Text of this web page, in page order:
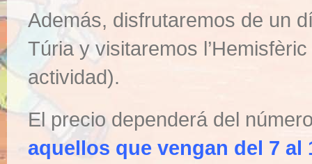
Además, disfrutaremos de un
Túria y visitaremos
actividad).
El precio dependerá del
aquellos que vengan del 7 al